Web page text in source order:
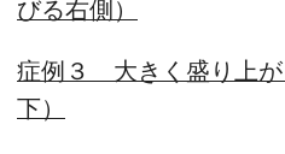
びる右側）
症例３ 大きく盛り上が
下）